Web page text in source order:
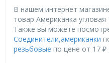
В нашем интернет
товар Американка
Также вы можете
Соединители,американки
резьбовые по цене от 17 ₽